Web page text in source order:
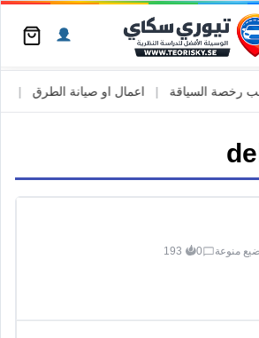
رخصة السياقة اعمال او صيانة الطرق
منوعة 0
193